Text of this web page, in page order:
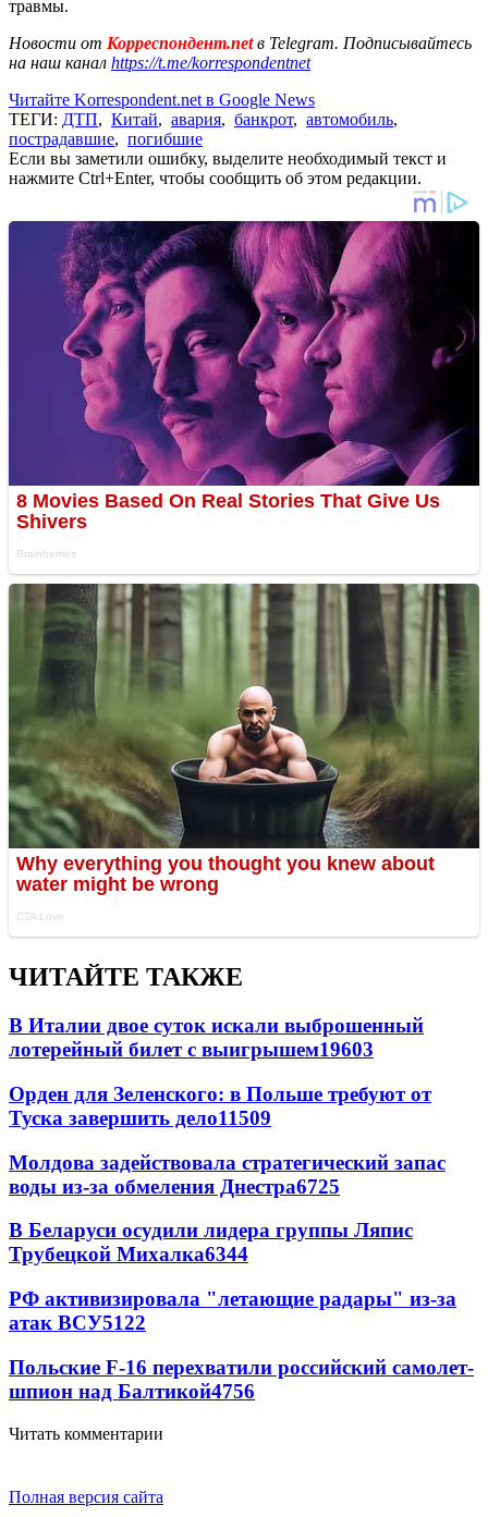
травмы.
Новости от Корреспондент.netв Telegram. Подписывайтесь
на наш канал https://t.me/korrespondentnet
Читайте Korrespondent.net в Google News
ТЕГИ: ДТП, Китай, авария, банкрот, автомобиль,
пострадавшие, погибшие
Если вы заметили ошибку, выделите необходимый текст и
нажмите Ctrl+Enter, чтобы сообщить об этом редакции.
ЧИТАЙТЕ ТАКЖЕ
В Италии двое суток искали выброшенный
лотерейный билет с выигрышем19603
Орден для Зеленского: в Польше требуют от
Туска завершить дело11509
Молдова задействовала стратегический запас
воды из-за обмеления Днестра6725
В Беларуси осудили лидера группы Ляпис
Трубецкой Михалка6344
РФ активизировала "летающие радары" из-за
атак ВСУ5122
Польские F-16 перехватили российский самолет-
шпион над Балтикой4756
Читать комментарии
Полная версия сайта